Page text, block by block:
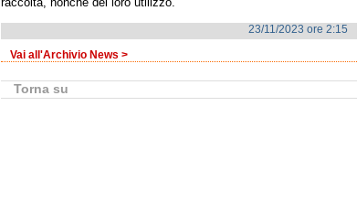
23/11/2023 ore 2:15
Vai all'Archivio News >
Torna su